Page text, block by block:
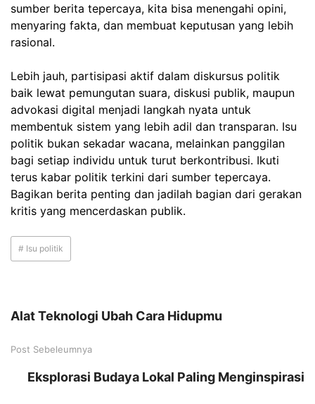
sumber berita tepercaya, kita bisa menengahi opini,
menyaring fakta, dan membuat keputusan yang lebih
rasional.
Lebih jauh, partisipasi aktif dalam diskursus politik
baik lewat pemungutan suara, diskusi publik, maupun
advokasi digital menjadi langkah nyata untuk
membentuk sistem yang lebih adil dan transparan. Isu
politik bukan sekadar wacana, melainkan panggilan
bagi setiap individu untuk turut berkontribusi. Ikuti
terus kabar politik terkini dari sumber tepercaya.
Bagikan berita penting dan jadilah bagian dari gerakan
kritis yang mencerdaskan publik.
# Isu politik
Alat Teknologi Ubah Cara Hidupmu
Post Sebeleumnya
Eksplorasi Budaya Lokal Paling Menginspirasi